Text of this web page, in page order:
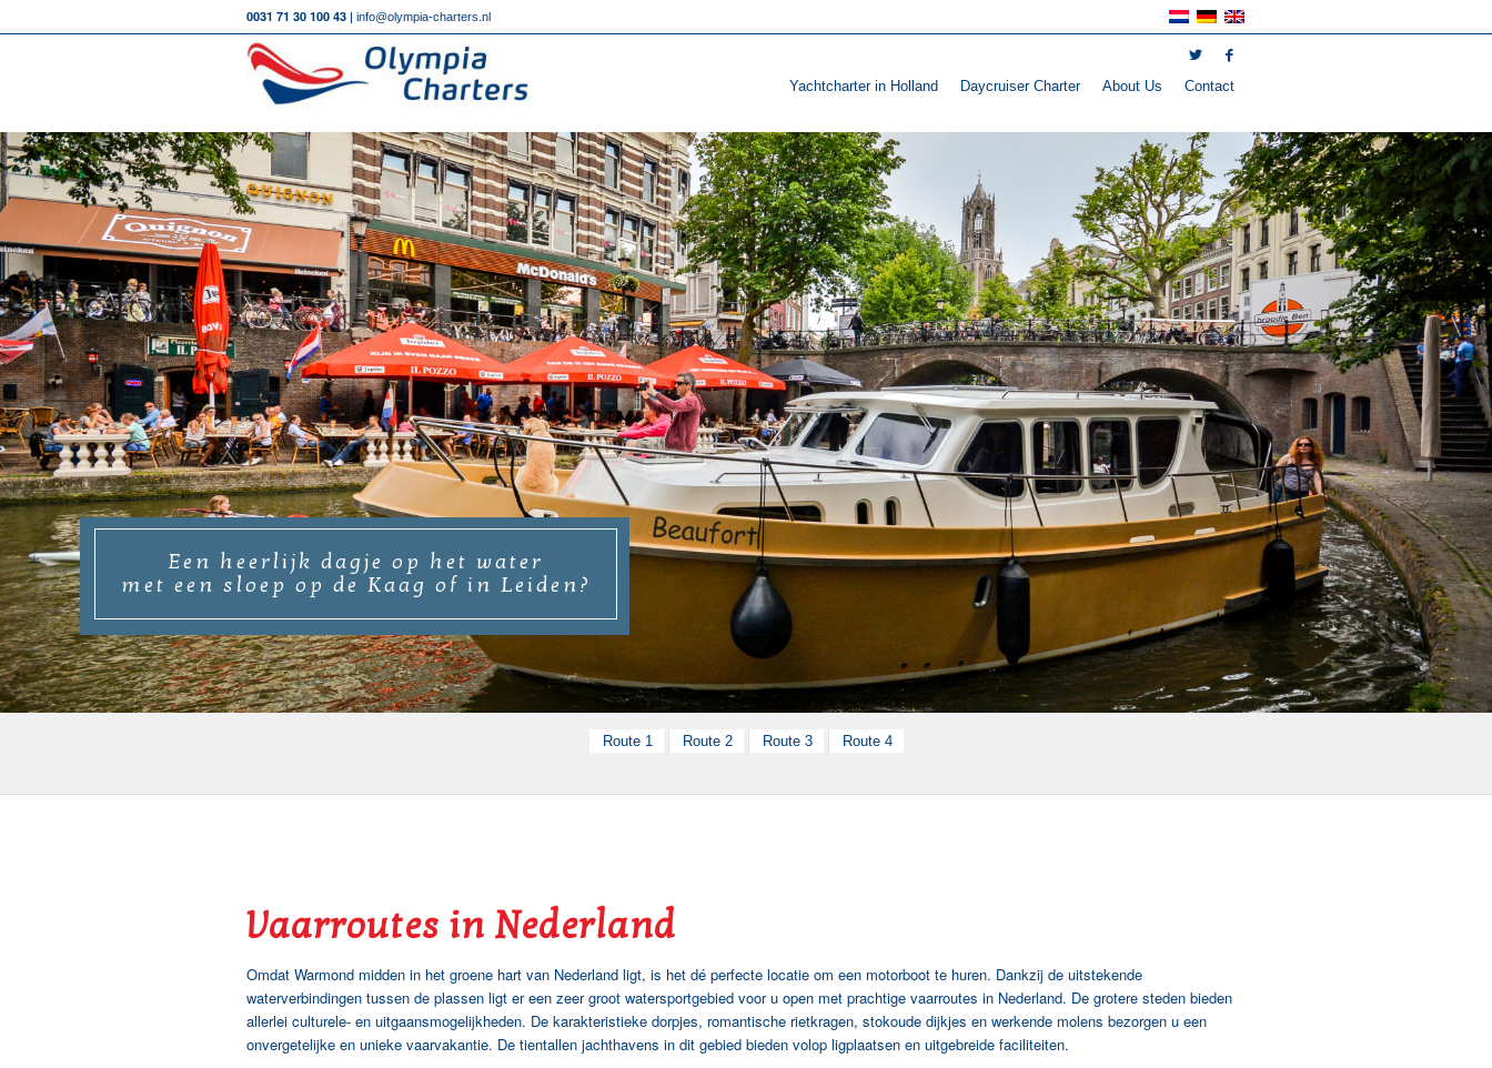
0031 71 30 100 43 | info@olympia-charters.nl
Yachtcharter in Holland Daycruiser Charter About Us Contact
Een heerlijk dagje op het water
met een sloep op de Kaag of in Leiden?
Route 1 Route 2 Route 3 Route 4
Vaarroutes in Nederland
Omdat Warmond midden in het groene hart van Nederland ligt, is het dé perfecte locatie om een motorboot te huren. Dankzij de uitstekende
waterverbindingen tussen de plassen ligt er een zeer groot watersportgebied voor u open met prachtige vaarroutes in Nederland. De grotere steden bieden
allerlei culturele- en uitgaansmogelijkheden. De karakteristieke dorpjes, romantische rietkragen, stokoude dijkjes en werkende molens bezorgen u een
onvergetelijke en unieke vaarvakantie. De tientallen jachthavens in dit gebied bieden volop ligplaatsen en uitgebreide faciliteiten.